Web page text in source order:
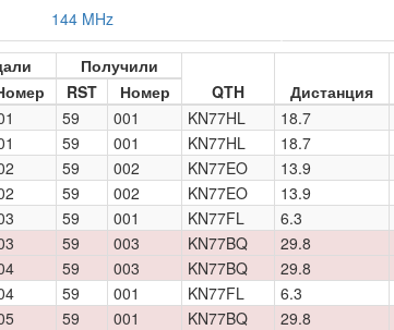
144 MHz
Получили
QTH
Дистанция
RST
Номер
59 001 KN77HL 18.7
59 001 KN77HL 18.7
59 002 KN77EO 13.9
59 002 KN77EO 13.9
59 001 KN77FL 6.3
59 003 KN77BQ 29.8
59 003 KN77BQ 29.8
59 001 KN77FL 6.3
59 001 KN77BQ 29.8